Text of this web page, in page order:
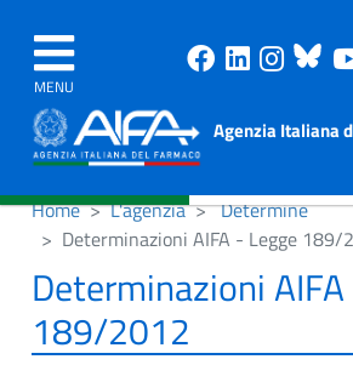
MENU
Facebook
Linkedin
Agenzia Italiana
Home L'agenzia
Determine
Determinazioni AIFA - Legge 189/
Determinazioni
189/2012